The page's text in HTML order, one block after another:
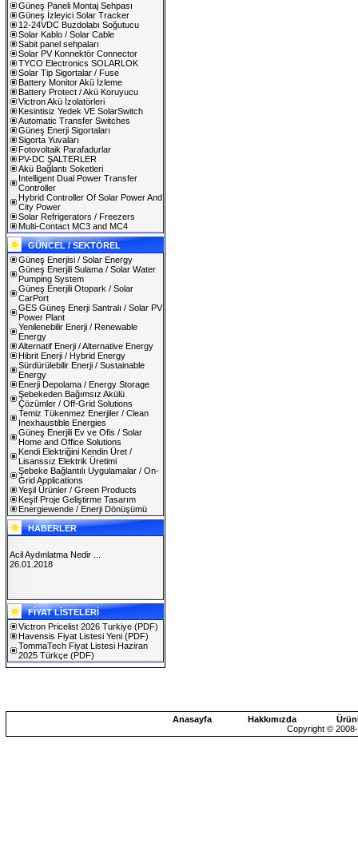
Güneş Paneli Montaj Sehpası
Güneş İzleyici Solar Tracker
12-24VDC Buzdolabı Soğutucu
Solar Kablo / Solar Cable
Sabit panel sehpaları
Solar PV Konnektör Connector
TYCO Electronics SOLARLOK
Solar Tip Sigortalar / Fuse
Battery Monitor Akü İzleme
Battery Protect / Akü Koruyucu
Victron Akü İzolatörleri
Kesintisiz Yedek VE SolarSwitch
Automatic Transfer Switches
Güneş Enerji Sigortaları
Sigorta Yuvaları
Fotovoltaik Parafadurlar
PV-DC ŞALTERLER
Akü Bağlantı Soketleri
Intelligent Dual Power Transfer
Controller
Hybrid Controller Of Solar Power And
City Power
Solar Refrigerators / Freezers
Multi-Contact MC3 and MC4
GÜNCEL / SEKTÖREL
Güneş Enerjisi / Solar Energy
Güneş Enerjili Sulama / Solar Water
Pumping System
Güneş Enerjili Otopark / Solar
CarPort
GES Güneş Enerji Santralı / Solar PV
Power Plant
Yenilenebilir Enerji / Renewable
Energy
Alternatif Enerji / Alternative Energy
Hibrit Enerji / Hybrid Energy
Sürdürülebilir Enerji / Sustainable
Energy
Enerji Depolama / Energy Storage
Şebekeden Bağımsız Akülü
Çözümler / Off-Grid Solutions
Temiz Tükenmez Enerjiler / Clean
Inexhaustible Energies
Güneş Enerjili Ev ve Ofis / Solar
Home and Office Solutions
Kendi Elektriğini Kendin Üret /
Lisanssız Elektrik Üretimi
Şebeke Bağlantılı Uygulamalar / On-
Grid Applications
Yeşil Ürünler / Green Products
Keşif Proje Geliştirme Tasarım
Energiewende / Enerji Dönüşümü
HABERLER
SOLAREX ISTANBUL 2019
30.01.2019
Acil Aydınlatma Nedir ...
26.01.2018
FİYAT LİSTELERİ
Victron Pricelist 2026 Turkiye (PDF)
Havensis Fiyat Listesi Yeni (PDF)
TommaTech Fiyat Listesi Haziran
2025 Türkçe (PDF)
Anasayfa Hakkımızda
Copyright ©